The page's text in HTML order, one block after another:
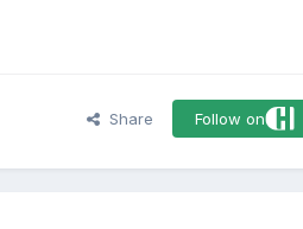
Share Follow on